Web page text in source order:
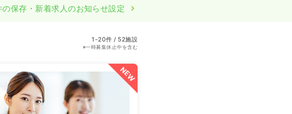
の保存・新着求人のお知らせ設定
1-20件 / 52施設
※一時募集休止中を含む
NEW